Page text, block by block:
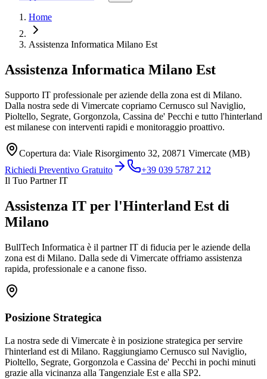
Home
Assistenza Informatica Milano Est
Assistenza Informatica Milano Est
Supporto IT professionale per aziende della zona est di Milano.
Dalla nostra sede di Vimercate copriamo Cernusco sul Naviglio,
Pioltello, Segrate, Gorgonzola, Cassina de' Pecchi e tutto l'hinterland
est milanese con interventi rapidi e monitoraggio proattivo.
Copertura da: Viale Risorgimento 32, 20871 Vimercate (MB)
Richiedi Preventivo Gratuito
+39 039 5787 212
Il Tuo Partner IT
Assistenza IT per l'Hinterland Est di
Milano
BullTech Informatica è il partner IT di fiducia per le aziende della
zona est di Milano. Dalla sede di Vimercate offriamo assistenza
rapida, professionale e a canone fisso.
Posizione Strategica
La nostra sede di Vimercate è in posizione strategica per servire
l'hinterland est di Milano. Raggiungiamo Cernusco sul Naviglio,
Pioltello, Segrate, Gorgonzola e Cassina de' Pecchi in pochi minuti
grazie alla vicinanza alla Tangenziale Est e alla SP2.